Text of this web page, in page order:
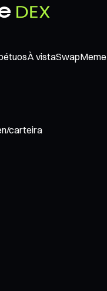
À vistaSwapMeme
carteira